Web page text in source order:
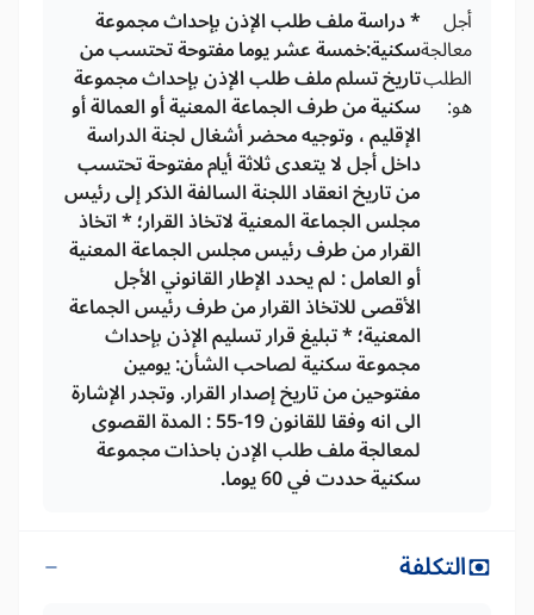
أجل
معالجة
الطلب
هو:
* دراسة ملف طلب الإذن بإحداث مجموعة
سكنية:خمسة عشر يوما مفتوحة تحتسب من
تاريخ تسلم ملف طلب الإذن بإحداث مجموعة
سكنية من طرف الجماعة المعنية أو العمالة أو
الإقليم ، وتوجيه محضر أشغال لجنة الدراسة
داخل أجل لا يتعدى ثلاثة أيام مفتوحة تحتسب
من تاريخ انعقاد اللجنة السالفة الذكر إلى رئيس
مجلس الجماعة المعنية لاتخاذ القرار؛ * اتخاذ
القرار من طرف رئيس مجلس الجماعة المعنية
أو العامل : لم يحدد الإطار القانوني الأجل
الأقصى للاتخاذ القرار من طرف رئيس الجماعة
المعنية؛ * تبليغ قرار تسليم الإذن بإحداث
مجموعة سكنية لصاحب الشأن: يومين
مفتوحين من تاريخ إصدار القرار. وتجدر الإشارة
الى انه وفقا للقانون 19-55 : المدة القصوى
لمعالجة ملف طلب الإدن باحذات مجموعة
سكنية حددت في 60 يوما.
التكلفة